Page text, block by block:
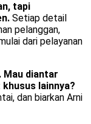
tapi
Setiap detail
pelanggan,
dari pelayanan
Mau diantar
lainnya?
dan biarkan Arni